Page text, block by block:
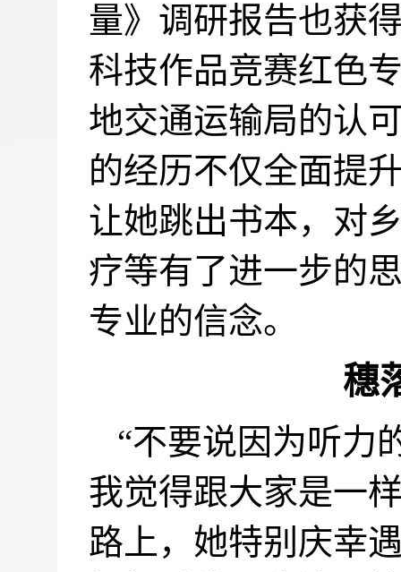
量》调研报告也获
科技作品竞赛红色
地交通运输局的认
的经历不仅全面提
让她跳出书本，对
疗等有了进一步的
专业的信念。
穗
“不要说因为听力
我觉得跟大家是一
路上，她特别庆幸